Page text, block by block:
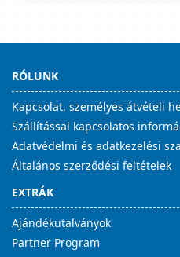
RÓLUNK
Kapcsolat, személyes átvételi
Szállítással kapcsolatos
Adatvédelmi és adatkezelési
Általános szerződési feltételek
EXTRÁK
Ajándékutalványok
Partner Program